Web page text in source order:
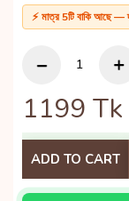
⚡ মাত্র 5টি বাকি আছে —
1199 Tk
ADD TO CART